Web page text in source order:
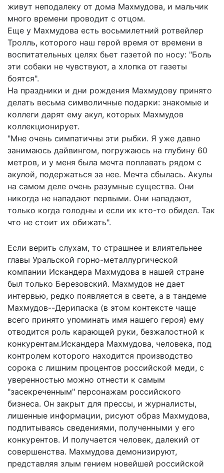
живут неподалеку от дома Махмудова, и мальчик
много времени проводит с отцом.
Еще у Махмудова есть восьмилетний ротвейлер
Тролль, которого наш герой время от времени в
воспитательных целях бьет газетой по носу: "Боль
эти собаки не чувствуют, а хлопка от газеты
боятся".
На праздники и дни рождения Махмудову принято
делать весьма символичные подарки: знакомые и
коллеги дарят ему акул, которых Махмудов
коллекционирует.
"Мне очень симпатичны эти рыбки. Я уже давно
занимаюсь дайвингом, погружаюсь на глубину 60
метров, и у меня была мечта поплавать рядом с
акулой, подержаться за нее. Мечта сбылась. Акулы
на самом деле очень разумные существа. Они
никогда не нападают первыми. Они нападают,
только когда голодны и если их кто-то обидел. Так
что не стоит их обижать".
Если верить слухам, то страшнее и влиятельнее
главы Уральской горно-металлургической
компании Искандера Махмудова в нашей стране
был только Березовский. Махмудов не дает
интервью, редко появляется в свете, а в тандеме
Махмудов--Дерипаска (в этом контексте чаще
всего принято упоминать имя нашего героя) ему
отводится роль карающей руки, безжалостной к
конкурентам.Искандера Махмудова, человека, под
контролем которого находится производство
сорока с лишним процентов российской меди, с
уверенностью можно отнести к самым
"засекреченным" персонажам российского
бизнеса. Он закрыт для прессы, и журналисты,
лишенные информации, рисуют образ Махмудова,
подпитываясь сведениями, полученными у его
конкурентов. И получается человек, далекий от
совершенства. Махмудова демонизируют,
представляя злым гением новейшей российской